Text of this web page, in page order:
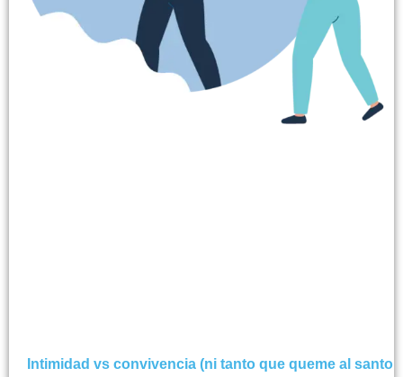
Intimidad vs convivencia (ni tanto que queme al santo